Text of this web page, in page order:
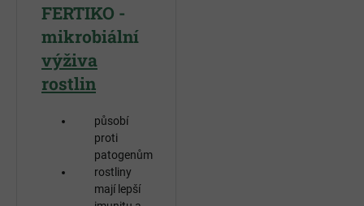
FERTIKO -
mikrobiální
výživa
rostlin
působí
proti
patogenům
rostliny
mají lepší